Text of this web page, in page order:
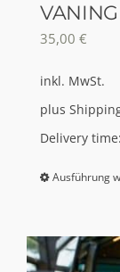
35,00 €
inkl. MwSt.
plus
Delivery time:
Ausführung